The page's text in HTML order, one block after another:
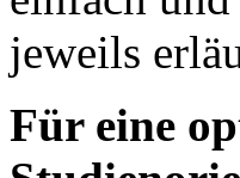
jeweils
Für eine